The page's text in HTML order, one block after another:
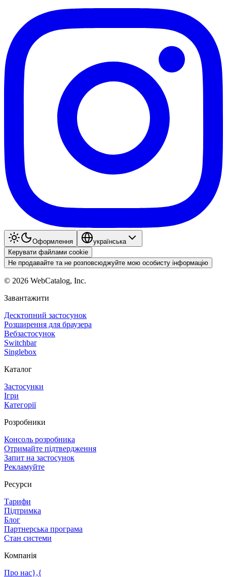
Оформлення
українська
Керувати файлами cookie
Не продавайте та не розповсюджуйте мою особисту інформацію
© 2026 WebCatalog, Inc.
Завантажити
Десктопний застосунок
Розширення для браузера
Вебзастосунок
Switchbar
Singlebox
Каталог
Застосунки
Ігри
Категорії
Розробники
Консоль розробника
Отримайте підтвердження
Запит на застосунок
Рекламуйте
Ресурси
Тарифи
Підтримка
Блог
Партнерська програма
Стан системи
Компанія
Про нас},{